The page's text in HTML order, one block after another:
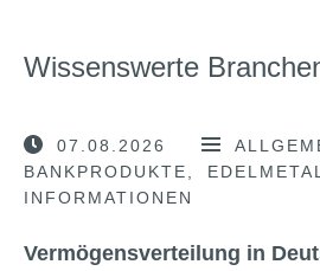
Wissenswerte
07.08.2026
BANKPRODUKTE
INFORMATIONEN
Vermögensverteilung in